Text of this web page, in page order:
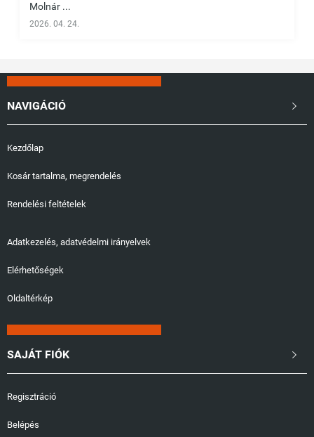
Molnár ...
2026. 04. 24.
NAVIGÁCIÓ 
Kezdőlap
Kosár tartalma, megrendelés
Rendelési feltételek
Adatkezelés, adatvédelmi irányelvek
Elérhetőségek
Oldaltérkép
SAJÁT FIÓK 
Regisztráció
Belépés